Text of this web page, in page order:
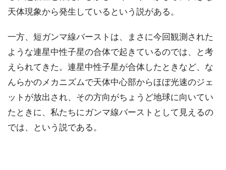
天体現象から発生しているという説がある。
一方、短ガンマ線バーストは、まさに今回観測された
ような連星中性子星の合体で起きているのでは、と考
えられてきた。連星中性子星が合体したときなど、な
んらかのメカニズムで天体中心部からほぼ光速のジェ
ットが放出され、その方向がちょうど地球に向いてい
たときに、私たちにガンマ線バーストとして見えるの
では、という説である。